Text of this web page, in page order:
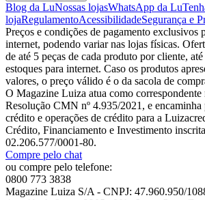
Blog da LuNossas lojasWhatsApp da Lu
lojaRegulamentoAcessibilidadeSegurança e
Preços e condições de pagamento exclusivos
internet, podendo variar nas lojas físicas.
de até 5 peças de cada produto por cliente,
estoques para internet. Caso os produtos
valores, o preço válido é o da sacola de
O Magazine Luiza atua como correspondente
Resolução CMN nº 4.935/2021, e encaminha
crédito e operações de crédito para a
Crédito, Financiamento e Investimento
02.206.577/0001-80.
Compre pelo chat
ou compre pelo telefone:
0800 773 3838
Magazine Luiza S/A - CNPJ: 47.960.950/